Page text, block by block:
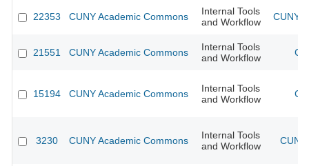
22353 CUNY Academic Commons
Internal Tools
and Workflow
CUNY
21551 CUNY Academic Commons
Internal Tools
and Workflow
15194 CUNY Academic Commons
Internal Tools
and Workflow
3230 CUNY Academic Commons
Internal Tools
and Workflow